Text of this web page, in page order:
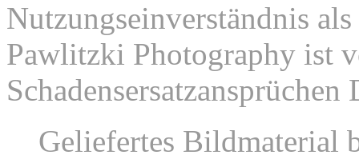
Nutzungseinverständnis
Pawlitzki Photography ist
Geliefertes Bildmaterial